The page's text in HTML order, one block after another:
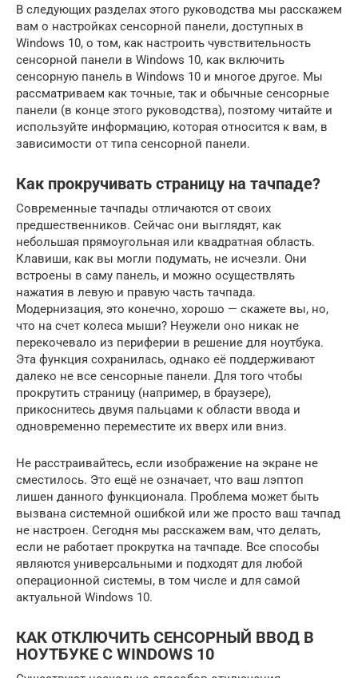
В следующих разделах этого руководства мы расскажем
вам о настройках сенсорной панели, доступных в
Windows 10, о том, как настроить чувствительность
сенсорной панели в Windows 10, как включить
сенсорную панель в Windows 10 и многое другое. Мы
рассматриваем как точные, так и обычные сенсорные
панели (в конце этого руководства), поэтому читайте и
используйте информацию, которая относится к вам, в
зависимости от типа сенсорной панели.
Как прокручивать страницу на тачпаде?
Современные тачпады отличаются от своих
предшественников. Сейчас они выглядят, как
небольшая прямоугольная или квадратная область.
Клавиши, как вы могли подумать, не исчезли. Они
встроены в саму панель, и можно осуществлять
нажатия в левую и правую часть тачпада.
Модернизация, это конечно, хорошо — скажете вы, но,
что на счет колеса мыши? Неужели оно никак не
перекочевало из периферии в решение для ноутбука.
Эта функция сохранилась, однако её поддерживают
далеко не все сенсорные панели. Для того чтобы
прокрутить страницу (например, в браузере),
прикоснитесь двумя пальцами к области ввода и
одновременно переместите их вверх или вниз.
Не расстраивайтесь, если изображение на экране не
сместилось. Это ещё не означает, что ваш лэптоп
лишен данного функционала. Проблема может быть
вызвана системной ошибкой или же просто ваш тачпад
не настроен. Сегодня мы расскажем вам, что делать,
если не работает прокрутка на тачпаде. Все способы
являются универсальными и подходят для любой
операционной системы, в том числе и для самой
актуальной Windows 10.
КАК ОТКЛЮЧИТЬ СЕНСОРНЫЙ ВВОД В
НОУТБУКЕ С WINDOWS 10